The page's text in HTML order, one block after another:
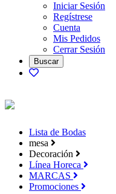
Iniciar Sesión
Regístrese
Cuenta
Mis Pedidos
Cerrar Sesión
Lista de Bodas
mesa
Decoración
Línea Horeca
MARCAS
Promociones